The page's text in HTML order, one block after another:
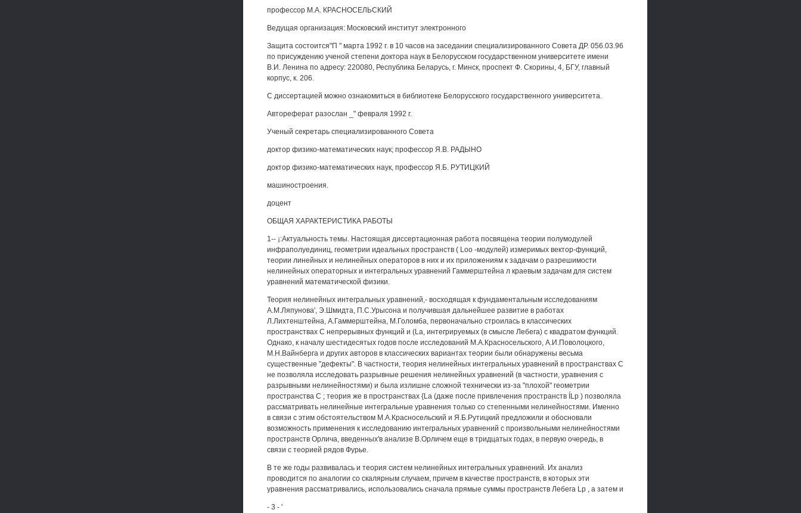
профессор М.А. КРАСНОСЕЛЬСКИЙ
Ведущая организация: Московский институт электронного
Защита состоится"П " марта 1992 г. в 10 часов на заседании специализированного Совета ДР. 056.03.96
по присуждению ученой степени доктора наук в Белорусском государственном университете имени
В.И. Ленина по адресу: 220080, Республика Беларусь, г. Минск, проспект Ф. Скорины, 4, БГУ, главный
корпус, к. 206.
С диссертацией можно ознакомиться в библиотеке Белорусского государственного университета.
Автореферат разослан _" февраля 1992 г.
Ученый секретарь специализированного Совета
доктор физико-математических наук; профессор Я.В. РАДЫНО
доктор физико-математических наук, профессор Я.Б. РУТИЦКИЙ
машиностроения.
доцент
ОБЩАЯ ХАРАКТЕРИСТИКА РАБОТЫ
1-- ¡:Актуальность темы. Настоящая диссертационная работа посвящена теории полумодулей
инфраполуединиц, геометрии идеальных пространств ( Loo -модулей) измеримых вектор-функций,
теории линейных и нелинейных операторов в них и их приложениям к задачам о разрешимости
нелинейных операторных и интегральных уравнений Гаммерштейна л краевым задачам для систем
уравнений математической физики.
Теория нелинейных интегральных уравнений,- восходящая к фундаментальным исследованиям
А.М.Ляпунова', Э.Шмидта, П.С.Урысона и получившая дальнейшее развитие в работах
Л.Лихтенштейна, А.Гаммерштейна, М.Голомба, первоначально строилась в классических
пространствах С непрерывных функций и (La, интегрируемых (в смысле Лебега) с квадратом функций.
Однако, к началу шестидесятых годов после исследований М.А.Красносельского, А.И.Поволоцкого,
М.Н.Вайнберга и других авторов в классических вариантах теории были обнаружены весьма
существенные "дефекты". В частности, теория нелинейных интегральных уравнений в пространствах С
не позволяла исследовать разрывные решения нелинейных уравнений (в частности, уравнения с
разрывными нелинейностями) и была излишне сложной технически из-за "плохой" геометрии
пространства С ; теория же в пространствах {La (даже после привлечения пространств ÍLp ) позволяла
рассматривать нелинейные интегральные уравнения только со степенными нелинейностями. Именно
в связи с этим обстоятельством М.А.Красносельский и Я.Б.Рутицкий предложили и обосновали
возможность применения к исследованию интегральных уравнений с произвольными нелинейностями
пространств Орлича, введенных'в анализе В.Орличем еще в тридцатых годах, в первую очередь, в
связи с теорией рядов Фурье.
В те же годы развивалась и теория систем нелинейных интегральных уравнений. Их анализ
проводится по аналогии со скалярным случаем, причем в качестве пространств, в которых эти
уравнения рассматривались, использовались сначала прямые суммы пространств Лебега Lp , а затем и
- 3 - '